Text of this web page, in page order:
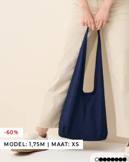
-60%
MODEL: 1,75M | MAAT: XS